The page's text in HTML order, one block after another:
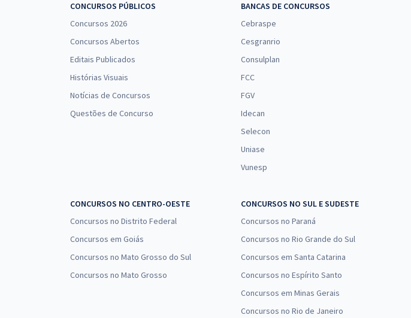
CONCURSOS PÚBLICOS
Concursos 2026
Concursos Abertos
Editais Publicados
Histórias Visuais
Notícias de Concursos
Questões de Concurso
BANCAS DE CONCURSOS
Cebraspe
Cesgranrio
Consulplan
FCC
FGV
Idecan
Selecon
Uniase
Vunesp
CONCURSOS NO CENTRO-OESTE
Concursos no Distrito Federal
Concursos em Goiás
Concursos no Mato Grosso do Sul
Concursos no Mato Grosso
CONCURSOS NO SUL E SUDESTE
Concursos no Paraná
Concursos no Rio Grande do Sul
Concursos em Santa Catarina
Concursos no Espírito Santo
Concursos em Minas Gerais
Concursos no Rio de Janeiro